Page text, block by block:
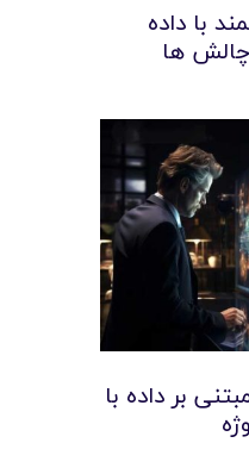
با داده
ها
بر داده با